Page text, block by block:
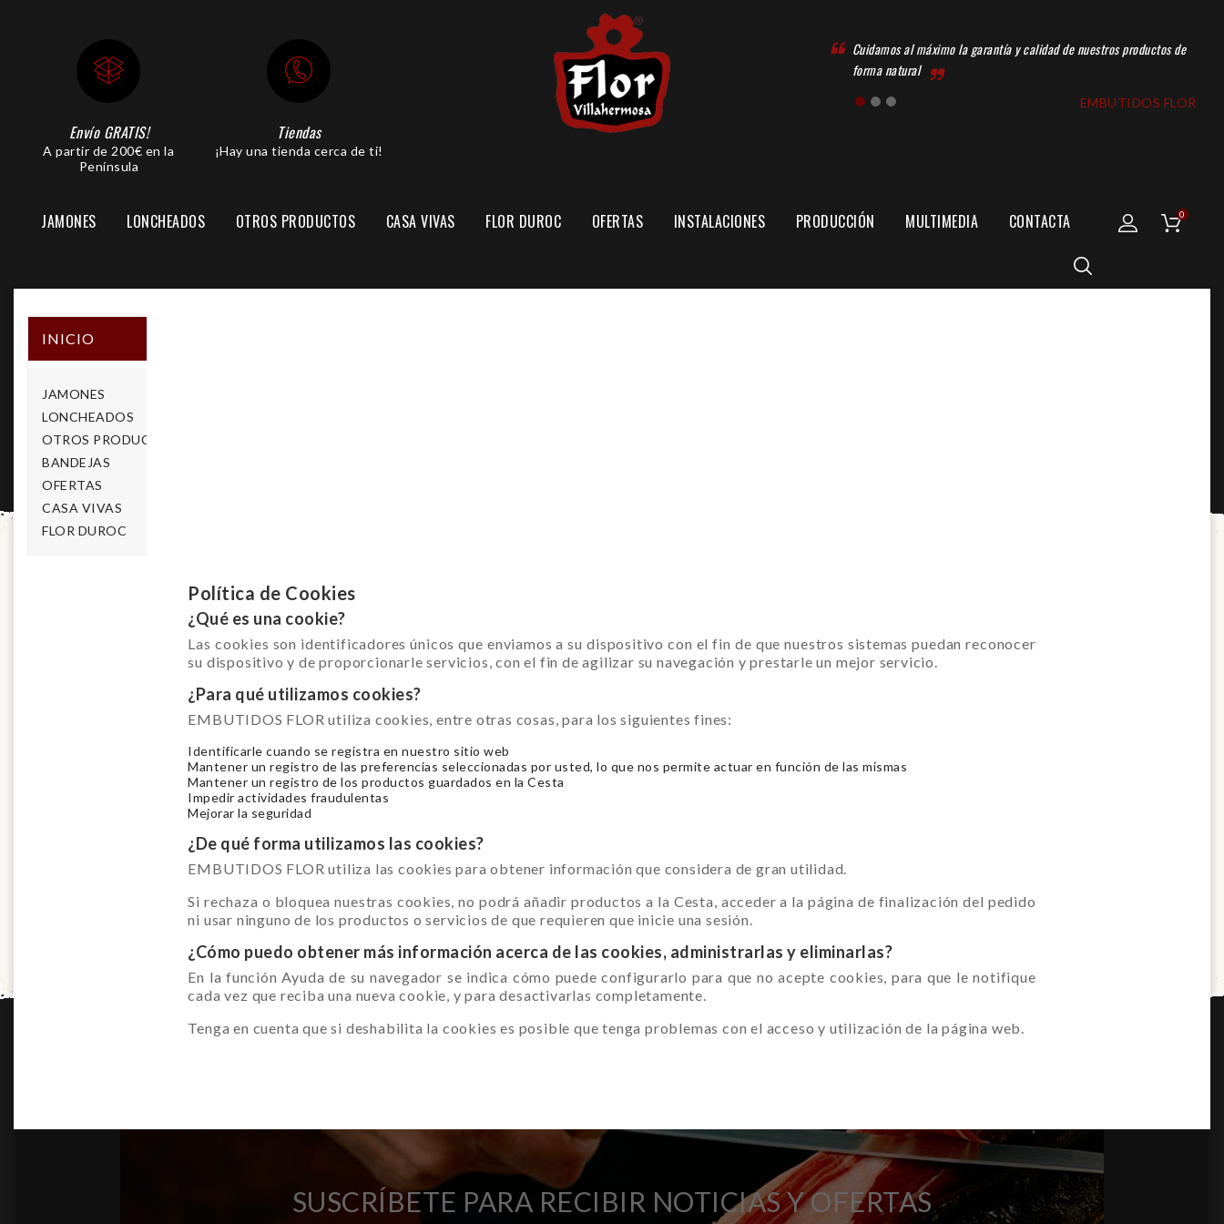
Envío GRATIS!
A partir de 200€ en la
Península
Tiendas
¡Hay una tienda cerca de ti!
Cuidamos al máximo la garantía y calidad de nuestros productos de
forma natural
EMBUTIDOS FLOR
JAMONES LONCHEADOS OTROS PRODUCTOS CASA VIVAS FLOR DUROC OFERTAS INSTALACIONES PRODUCCIÓN MULTIMEDIA CONTACTA 0
INICIO
JAMONES
LONCHEADOS
OTROS PRODUCTOS
BANDEJAS
OFERTAS
CASA VIVAS
FLOR DUROC
Política de Cookies
¿Qué es una cookie?
Las cookies son identificadores únicos que enviamos a su dispositivo con el fin de que nuestros sistemas puedan reconocer
su dispositivo y de proporcionarle servicios, con el fin de agilizar su navegación y prestarle un mejor servicio.
¿Para qué utilizamos cookies?
EMBUTIDOS FLOR utiliza cookies, entre otras cosas, para los siguientes fines:
Identificarle cuando se registra en nuestro sitio web
Mantener un registro de las preferencias seleccionadas por usted, lo que nos permite actuar en función de las mismas
Mantener un registro de los productos guardados en la Cesta
Impedir actividades fraudulentas
Mejorar la seguridad
¿De qué forma utilizamos las cookies?
EMBUTIDOS FLOR utiliza las cookies para obtener información que considera de gran utilidad.
Si rechaza o bloquea nuestras cookies, no podrá añadir productos a la Cesta, acceder a la página de finalización del pedido
ni usar ninguno de los productos o servicios de que requieren que inicie una sesión.
¿Cómo puedo obtener más información acerca de las cookies, administrarlas y eliminarlas?
En la función Ayuda de su navegador se indica cómo puede configurarlo para que no acepte cookies, para que le notifique
cada vez que reciba una nueva cookie, y para desactivarlas completamente.
Tenga en cuenta que si deshabilita la cookies es posible que tenga problemas con el acceso y utilización de la página web.
SUSCRÍBETE PARA RECIBIR NOTICIAS Y OFERTAS